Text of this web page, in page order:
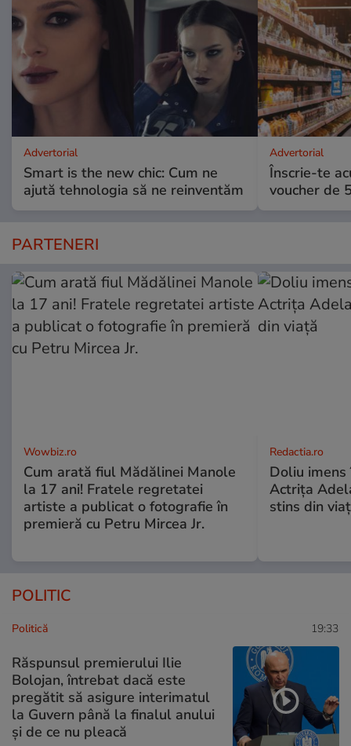
Advertorial
Smart is the new chic: Cum ne
ajută tehnologia să ne reinventăm
Advertorial
Înscrie-te
voucher de
PARTENERI
Wowbiz.ro
Cum arată fiul Mădălinei Manole
la 17 ani! Fratele regretatei
artiste a publicat o fotografie în
premieră cu Petru Mircea Jr.
Redactia.ro
Doliu
Actrița
stins din
POLITIC
Politică 19:33
Răspunsul premierului Ilie
Bolojan, întrebat dacă este
pregătit să asigure interimatul
la Guvern până la finalul anului
și de ce nu pleacă